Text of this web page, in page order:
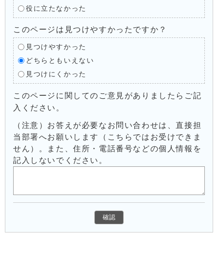
役に立たなかった
このページは見つけやすかったですか？
見つけやすかった
どちらともいえない
見つけにくかった
このページに関してのご意見がありましたらご記
入ください。
（注意）お答えが必要なお問い合わせは、直接担
当部署へお願いします（こちらではお受けできま
せん）。また、住所・電話番号などの個人情報を
記入しないでください。